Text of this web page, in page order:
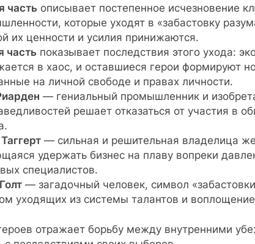
часть описывает постепенное исчезновение
которые уходят в «забастовку
их ценности и усилия принижаются.
часть показывает последствия этого ухода:
в хаос, и оставшиеся герои формируют
на личной свободе и правах личности.
— гениальный промышленник и
решает отказаться от участия в
— сильная и решительная владелица
удержать бизнес на плаву вопреки
специалистов.
— загадочный человек, символ
уходящих из системы талантов и
отражает борьбу между внутренними